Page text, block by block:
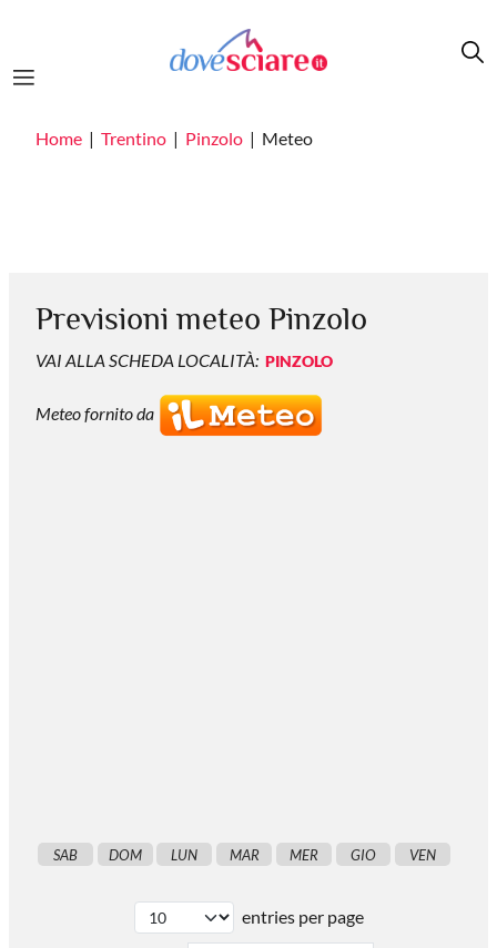
Home Trentino Pinzolo Meteo
Previsioni meteo Pinzolo
VAI ALLA SCHEDA LOCALITÀ: PINZOLO
Meteo fornito da
SAB DOM LUN MAR MER GIO VEN
entries per page